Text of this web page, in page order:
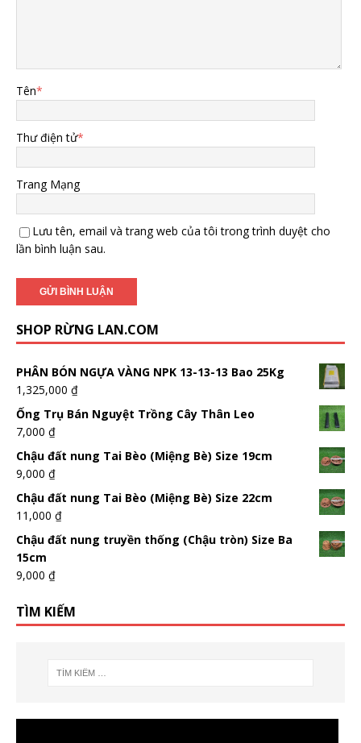
Tên*
Thư điện tử*
Trang Mạng
Lưu tên, email và trang web của tôi trong trình duyệt cho
lần bình luận sau.
SHOP RỪNG LAN.COM
PHÂN BÓN NGỰA VÀNG NPK 13-13-13 Bao 25Kg
1,325,000 ₫
Ống Trụ Bán Nguyệt Trồng Cây Thân Leo
7,000 ₫
Chậu đất nung Tai Bèo (Miệng Bè) Size 19cm
9,000 ₫
Chậu đất nung Tai Bèo (Miệng Bè) Size 22cm
11,000 ₫
Chậu đất nung truyền thống (Chậu tròn) Size Ba
15cm
9,000 ₫
TÌM KIẾM